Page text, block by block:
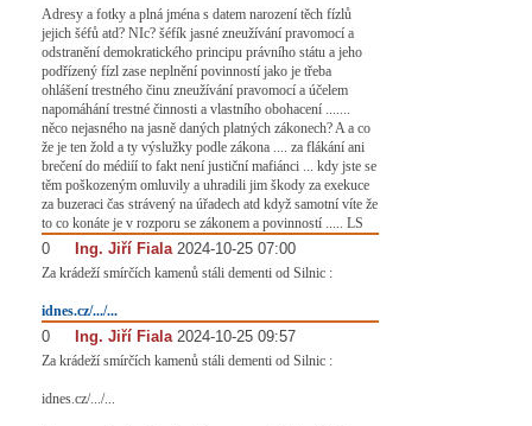
Adresy a fotky a plná jména s datem narození těch fízlů
jejich šéfů atd? NIc? šéfík jasné zneužívání pravomocí a
odstranění demokratického principu právního státu a jeho
podřízený fízl zase neplnění povinností jako je třeba
ohlášení trestného činu zneužívání pravomocí a účelem
napomáhání trestné činnosti a vlastního obohacení .......
něco nejasného na jasně daných platných zákonech? A a co
že je ten žold a ty výslužky podle zákona .... za flákání ani
brečení do médiíí to fakt není justiční mafiánci ... kdy jste se
těm poškozeným omluvily a uhradili jim škody za exekuce
za buzeraci čas strávený na úřadech atd když samotní víte že
to co konáte je v rozporu se zákonem a povinností ..... LS
0 Ing. Jiří Fiala 2024-10-25 07:00
Za krádeží smírčích kamenů stáli dementi od Silnic :
idnes.cz/.../...
0 Ing. Jiří Fiala 2024-10-25 09:57
Za krádeží smírčích kamenů stáli dementi od Silnic :
idnes.cz/.../...